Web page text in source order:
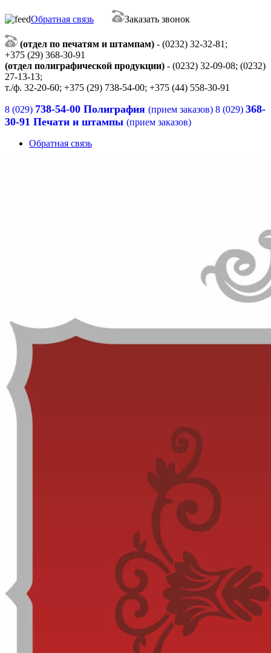
Обратная связь Заказать звонок
(отдел по печатям и штампам) - (0232) 32-32-81;
+375 (29) 368-30-91
(отдел полиграфической продукции) - (0232) 32-09-08; (0232)
27-13-13;
т./ф. 32-20-60; +375 (29) 738-54-00; +375 (44) 558-30-91
8 (029) 738-54-00 Полиграфия (прием заказов) 8 (029) 368-
30-91 Печати и штампы (прием заказов)
Обратная связь